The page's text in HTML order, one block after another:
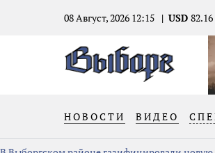
08 Август, 2026 12:15 USD 82.16
НОВОСТИ ВИДЕО